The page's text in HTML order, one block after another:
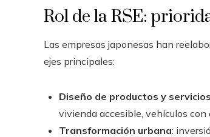
Rol de la RSE:
Las empresas japonesas han
ejes principales:
Diseño de productos y
vivienda accesible, vehículos
Transformación urbana: